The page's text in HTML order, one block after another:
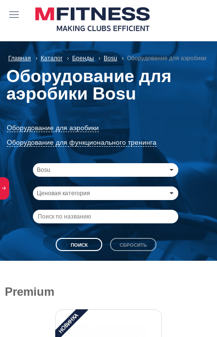
Главная Каталог Бренды Bosu Оборудование для аэробики
Оборудование для
аэробики Bosu
Оборудование для аэробики
Оборудование для функционального тренинга
Bosu
Ценовая категория
Premium